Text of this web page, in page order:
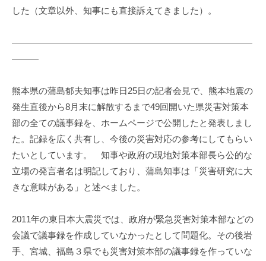
した（文章以外、知事にも直接訴えてきました）。
———————————————————————————
———
熊本県の蒲島郁夫知事は昨日25日の記者会見で、熊本地震の
発生直後から8月末に解散するまで49回開いた県災害対策本
部の全ての議事録を、ホームページで公開したと発表しまし
た。記録を広く共有し、今後の災害対応の参考にしてもらい
たいとしています。 知事や政府の現地対策本部長ら公的な
立場の発言者名は明記しており、蒲島知事は「災害研究に大
きな意味がある」と述べました。
2011年の東日本大震災では、政府が緊急災害対策本部などの
会議で議事録を作成していなかったとして問題化。その後岩
手、宮城、福島３県でも災害対策本部の議事録を作っていな